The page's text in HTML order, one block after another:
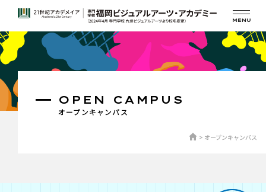
オープンキャンパス
OPEN CAMPUS
オープンキャンパス